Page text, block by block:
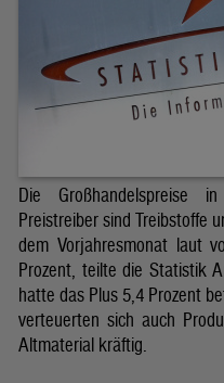
Die Großhandelspreise
Preistreiber sind Treibstoffe
dem Vorjahresmonat laut
Prozent, teilte die Statistik
hatte das Plus 5,4 Prozent
verteuerten sich auch
Altmaterial kräftig.